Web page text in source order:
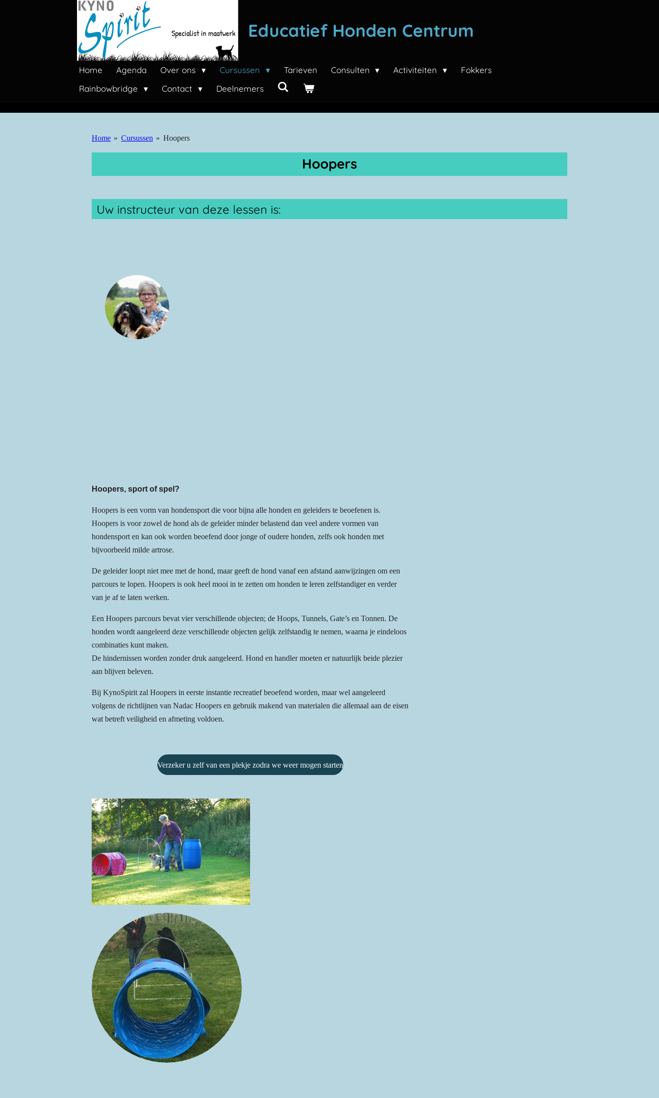
Educatief Honden Centrum
Home Agenda Over ons Cursussen Tarieven Consulten Activiteiten
Fokkers
Rainbowbridge
Contact Deelnemers
Home » Cursussen » Hoopers
Hoopers
Uw instructeur van deze lessen is:
Hoopers, sport of spel?
Hoopers is een vorm van hondensport die voor bijna alle honden en geleiders te beoefenen is.
Hoopers is voor zowel de hond als de geleider minder belastend dan veel andere vormen van
hondensport en kan ook worden beoefend door jonge of oudere honden, zelfs ook honden met
bijvoorbeeld milde artrose.
De geleider loopt niet mee met de hond, maar geeft de hond vanaf een afstand aanwijzingen om een
parcours te lopen. Hoopers is ook heel mooi in te zetten om honden te leren zelfstandiger en verder
van je af te laten werken.
Een Hoopers parcours bevat vier verschillende objecten; de Hoops, Tunnels, Gate’s en Tonnen. De
honden wordt aangeleerd deze verschillende objecten gelijk zelfstandig te nemen, waarna je eindeloos
combinaties kunt maken.
De hindernissen worden zonder druk aangeleerd. Hond en handler moeten er natuurlijk beide plezier
aan blijven beleven.
Bij KynoSpirit zal Hoopers in eerste instantie recreatief beoefend worden, maar wel aangeleerd
volgens de richtlijnen van Nadac Hoopers en gebruik makend van materialen die allemaal aan de eisen
wat betreft veiligheid en afmeting voldoen.
Verzeker u zelf van een plekje zodra we weer mogen starten